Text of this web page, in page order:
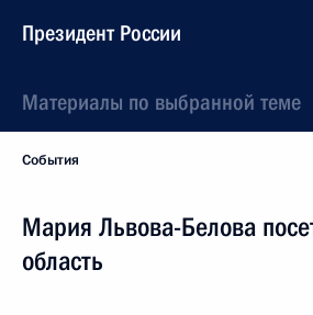
Президент России
Материалы по выбранной теме
События
Мария Львова-Белова
область